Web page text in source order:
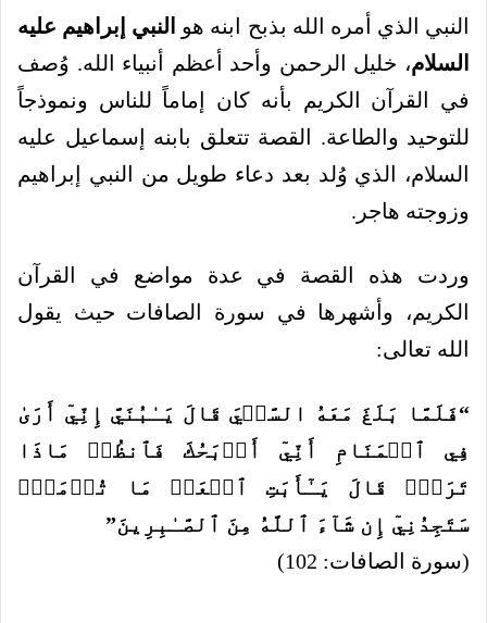
النبي الذي أمره الله بذبح ابنه هو النبي إبراهيم عليه
السلام، خليل الرحمن وأحد أعظم أنبياء الله. وُصف
في القرآن الكريم بأنه كان إماماً للناس ونموذجاً
للتوحيد والطاعة. القصة تتعلق بابنه إسماعيل عليه
السلام، الذي وُلد بعد دعاء طويل من النبي إبراهيم
وزوجته هاجر.
وردت هذه القصة في عدة مواضع في القرآن
الكريم، وأشهرها في سورة الصافات حيث يقول
الله تعالى:
“فَلَمَّا بَلَغَ مَعَهُ السَّعۡيَ قَالَ يَـٰبُنَيَّ إِنِّيٓ أَرَىٰ
فِي ٱلۡمَنَامِ أَنِّيٓ أَذۡبَحُكَ فَٱنظُرۡ مَاذَا
تَرَىٰۚ قَالَ يَـٰٓأَبَتِ ٱفۡعَلۡ مَا تُؤۡمَرُۖ
سَتَجِدُنِيٓ إِن شَآءَ ٱللَّهُ مِنَ ٱلصَّـٰبِرِينَ”
(سورة الصافات: 102)